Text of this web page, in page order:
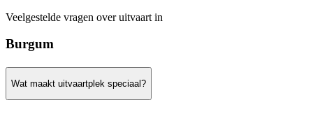
Veelgestelde vragen over uitvaart in
Burgum
Wat maakt uitvaartplek speciaal?